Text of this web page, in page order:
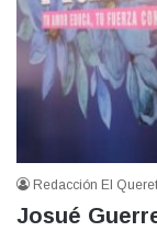
Redacción El
Josué